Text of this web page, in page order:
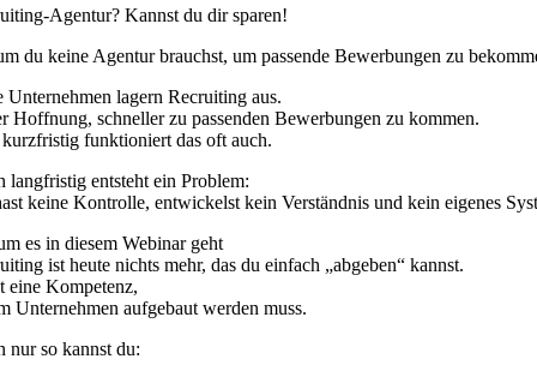
Agentur? Kannst du dir sparen!
du keine Agentur brauchst, um passende Bewerbungen zu
Unternehmen lagern Recruiting aus.
Hoffnung, schneller zu passenden Bewerbungen zu kommen.
funktioniert das oft auch.
langfristig entsteht ein Problem:
keine Kontrolle, entwickelst kein Verständnis und kein eigenes
es in diesem Webinar geht
ist heute nichts mehr, das du einfach „abgeben“ kannst.
eine Kompetenz,
Unternehmen aufgebaut werden muss.
nur so kannst du: